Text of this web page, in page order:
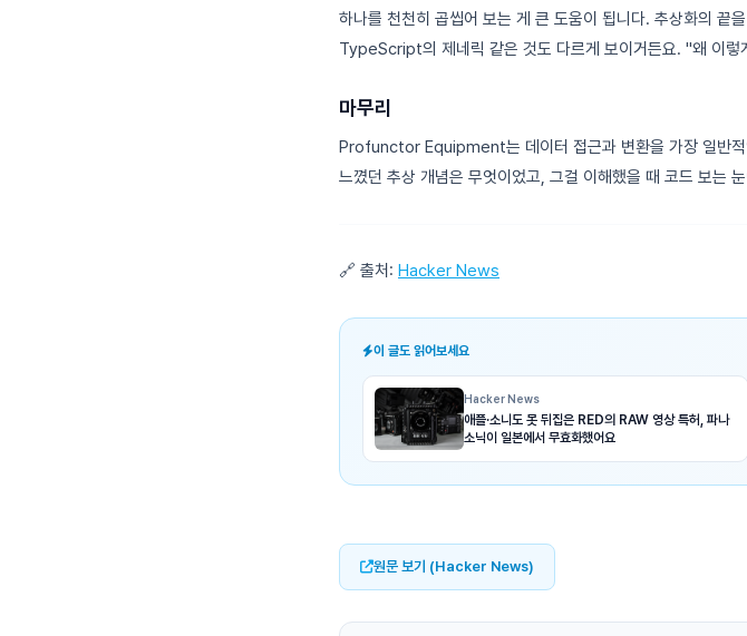
하나를 천천히 곱씹어 보는 게 큰 도움이 됩니다. 추상화의 끝
TypeScript의 제네릭 같은 것도 다르게 보이거든요. "왜 이렇
마무리
Profunctor Equipment는 데이터 접근과 변환을 가장 일반적
느꼈던 추상 개념은 무엇이었고, 그걸 이해했을 때 코드 보는
🔗 출처: Hacker News
이 글도 읽어보세요
Hacker News
애플·소니도 못 뒤집은 RED의 RAW 영상 특허, 파나
소닉이 일본에서 무효화했어요
원문 보기 (Hacker News)